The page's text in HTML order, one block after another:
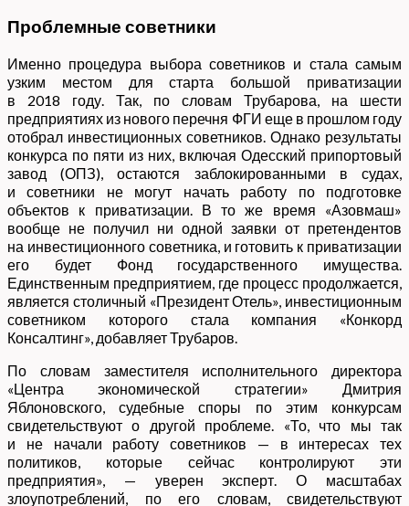
Проблемные советники
Именно процедура выбора советников и стала самым
узким местом для старта большой приватизации
в 2018 году. Так, по словам Трубарова, на шести
предприятиях из нового перечня ФГИ еще в прошлом году
отобрал инвестиционных советников. Однако результаты
конкурса по пяти из них, включая Одесский припортовый
завод (ОПЗ), остаются заблокированными в судах,
и советники не могут начать работу по подготовке
объектов к приватизации. В то же время «Азовмаш»
вообще не получил ни одной заявки от претендентов
на инвестиционного советника, и готовить к приватизации
его будет Фонд государственного имущества.
Единственным предприятием, где процесс продолжается,
является столичный «Президент Отель», инвестиционным
советником которого стала компания «Конкорд
Консалтинг», добавляет Трубаров.
По словам заместителя исполнительного директора
«Центра экономической стратегии» Дмитрия
Яблоновского, судебные споры по этим конкурсам
свидетельствуют о другой проблеме. «То, что мы так
и не начали работу советников — в интересах тех
политиков, которые сейчас контролируют эти
предприятия», — уверен эксперт. О масштабах
злоупотреблений, по его словам, свидетельствуют